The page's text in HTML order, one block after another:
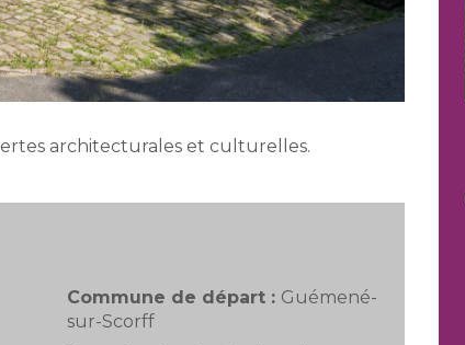
architecturales et culturelles.
Commune de départ : Guémené-
sur-Scorff